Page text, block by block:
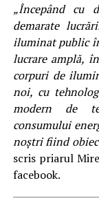
„Începând cu
demarate
iluminat public
lucrare amplă, în
corpuri de
noi, cu
modern de
consumului
noștri fiind
scris priarul
facebook.